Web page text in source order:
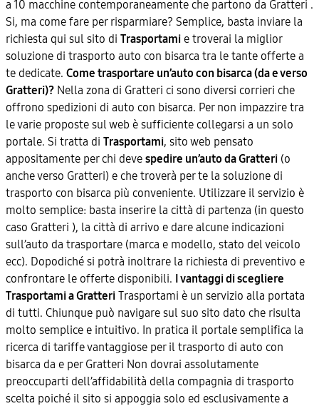
a 10 macchine contemporaneamente che partono da Gratteri .
Si, ma come fare per risparmiare? Semplice, basta inviare la
richiesta qui sul sito di Trasportami e troverai la miglior
soluzione di trasporto auto con bisarca tra le tante offerte a
te dedicate. Come trasportare un’auto con bisarca (da e verso
Gratteri)? Nella zona di Gratteri ci sono diversi corrieri che
offrono spedizioni di auto con bisarca. Per non impazzire tra
le varie proposte sul web è sufficiente collegarsi a un solo
portale. Si tratta di Trasportami, sito web pensato
appositamente per chi deve spedire un’auto da Gratteri (o
anche verso Gratteri) e che troverà per te la soluzione di
trasporto con bisarca più conveniente. Utilizzare il servizio è
molto semplice: basta inserire la città di partenza (in questo
caso Gratteri ), la città di arrivo e dare alcune indicazioni
sull’auto da trasportare (marca e modello, stato del veicolo
ecc). Dopodiché si potrà inoltrare la richiesta di preventivo e
confrontare le offerte disponibili. I vantaggi di scegliere
Trasportami a Gratteri Trasportami è un servizio alla portata
di tutti. Chiunque può navigare sul suo sito dato che risulta
molto semplice e intuitivo. In pratica il portale semplifica la
ricerca di tariffe vantaggiose per il trasporto di auto con
bisarca da e per Gratteri Non dovrai assolutamente
preoccuparti dell’affidabilità della compagnia di trasporto
scelta poiché il sito si appoggia solo ed esclusivamente a